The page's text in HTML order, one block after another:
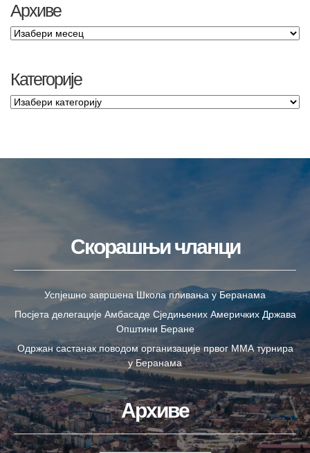
Архиве
Категорије
Скорашњи чланци
Успјешно завршена Школа пливања у Беранама
Посјета делегације Амбасаде Сједињених Америчких Држава
Општини Беране
Одржан састанак поводом организације првог ММА турнира
у Беранама
Архиве